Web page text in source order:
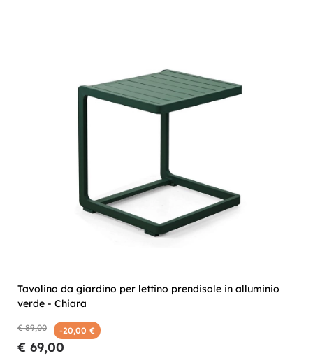
Tavolino da giardino per lettino prendisole in alluminio
verde - Chiara
€ 89,00 -20,00 €
€ 69,00